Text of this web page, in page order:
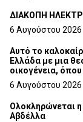
ΔΙΑΚΟΠΗ
6 Αυγούστου 2026
Αυτό το
Ελλάδα με μια
6 Αυγούστου 2026
Ολοκληρώνεται
Αβδέλλα